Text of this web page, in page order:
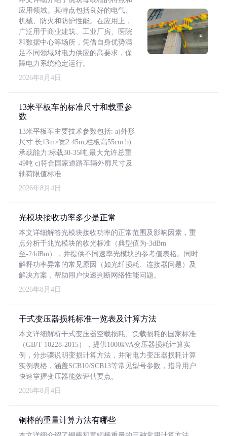
应用领域。其特点包括良好的电气、
机械、防火和防护性能。在应用上，
广泛用于商业建筑、工业厂房、医院
和数据中心等场所，凭借自身优势满
足不同领域对电力供应的高要求，保
障电力系统稳定运行。
2026年8月4日
13米平板车的标准尺寸和载重参
数
13米平板车主要技术参数包括: a)外形
尺寸:长13m×宽2.45m,栏板高55cm b)
承载能力:标载30-35吨,最大允许总重
49吨 c)符合国家道路车辆外廓尺寸及
轴荷限值标准
2026年8月4日
光模块接收功率多少是正常
本文详细解答光模块接收功率的正常范围及影响因素，重
点分析千兆光模块的收光标准（典型值为-3dBm
至-24dBm），并提供不同速率光模块的参考值表格。同时
解释功率异常的常见原因（如光纤损耗、连接器问题）及
解决方案，帮助用户快速判断网络性能问题。
2026年8月4日
干式变压器损耗标准一览表及计算方法
本文详细解析干式变压器空载损耗、负载损耗的国家标准
（GB/T 10228-2015），提供1000kVA变压器损耗计算实
例，分步骤说明变损计算方法，并附电力变压器损耗计算
实例表格，涵盖SCB10/SCB13等常见型号参数，指导用户
快速掌握变压器能效评估要点。
2026年8月4日
铜棒的重量计算方法有哪些